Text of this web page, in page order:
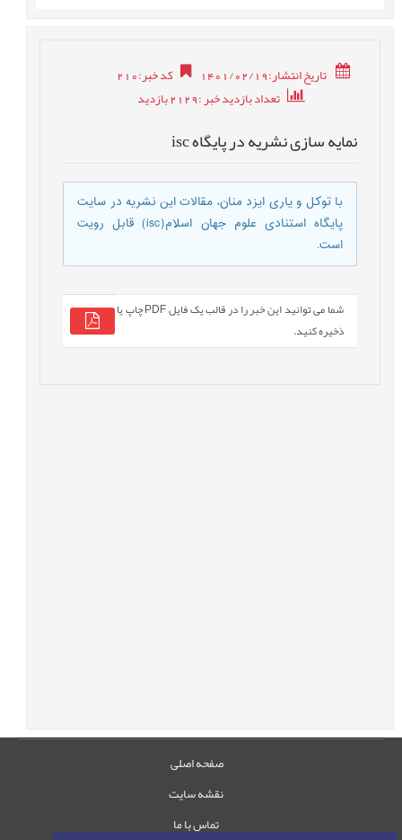
تاریخ انتشار:1401/02/19 کد خبر:
210
تعداد بازدید خبر:2129 بازدید
نمایه سازی نشریه در پایگاه isc
با توکل و یاری ایزد منان، مقالات این نشریه در سایت
پایگاه استنادی علوم جهان اسلام(isc) قابل رویت
است.
شما می توانید این خبر را در قالب یک فایل PDF چاپ یا
ذخیره کنید.
صفحه اصلی
نقشه سایت
تماس با ما